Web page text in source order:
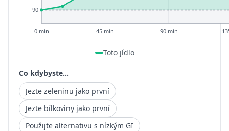
90
0 min 45 min 90 min
Toto jídlo
Co kdybyste...
Jezte zeleninu jako první
Jezte bílkoviny jako první
Použijte alternativu s nízkým GI